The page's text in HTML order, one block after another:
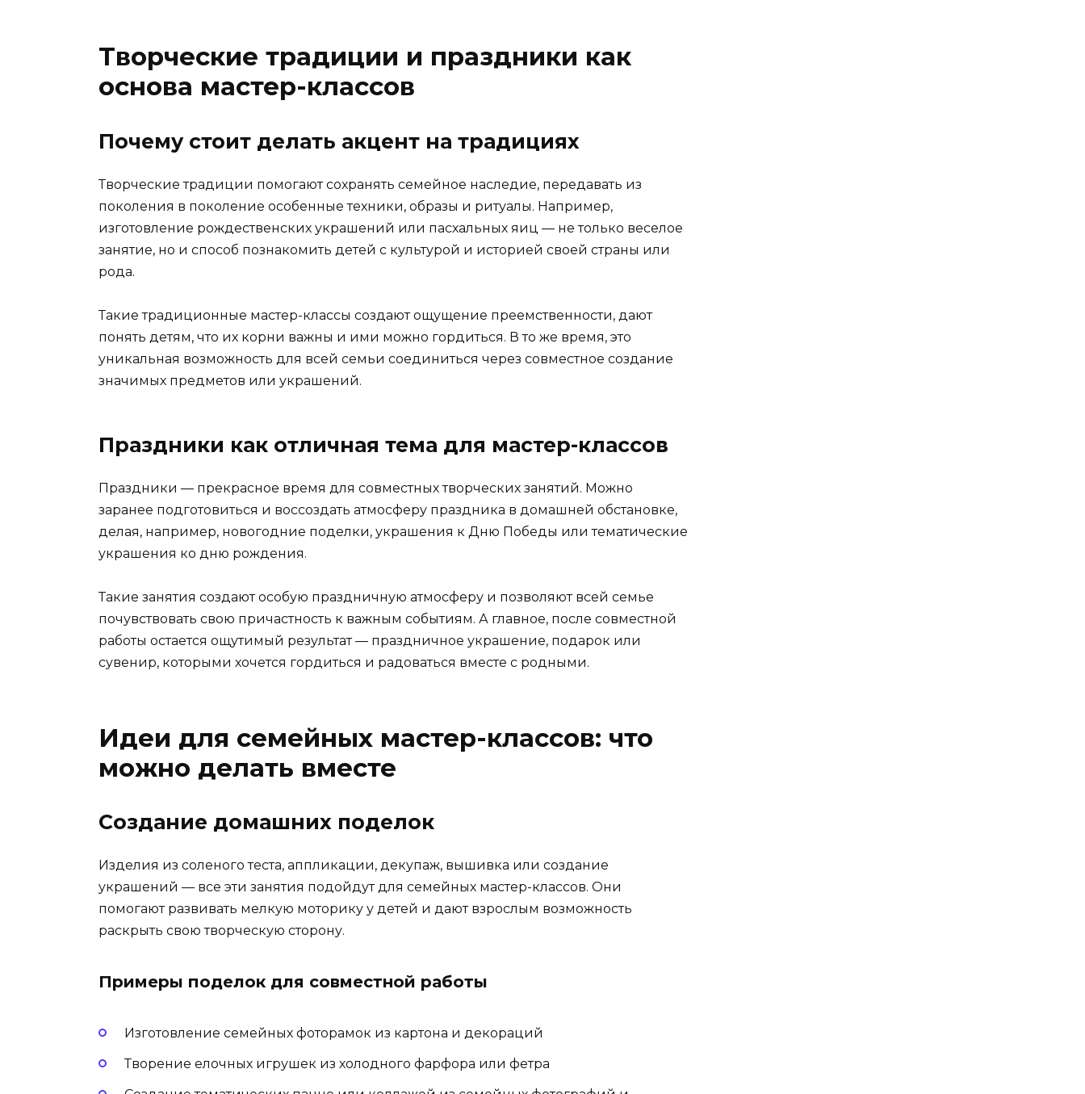
Творческие традиции и праздники как
основа мастер-классов
Почему стоит делать акцент на традициях
Творческие традиции помогают сохранять семейное наследие, передавать из
поколения в поколение особенные техники, образы и ритуалы. Например,
изготовление рождественских украшений или пасхальных яиц — не только веселое
занятие, но и способ познакомить детей с культурой и историей своей страны или
рода.
Такие традиционные мастер-классы создают ощущение преемственности, дают
понять детям, что их корни важны и ими можно гордиться. В то же время, это
уникальная возможность для всей семьи соединиться через совместное создание
значимых предметов или украшений.
Праздники как отличная тема для мастер-классов
Праздники — прекрасное время для совместных творческих занятий. Можно
заранее подготовиться и воссоздать атмосферу праздника в домашней обстановке,
делая, например, новогодние поделки, украшения к Дню Победы или тематические
украшения ко дню рождения.
Такие занятия создают особую праздничную атмосферу и позволяют всей семье
почувствовать свою причастность к важным событиям. А главное, после совместной
работы остается ощутимый результат — праздничное украшение, подарок или
сувенир, которыми хочется гордиться и радоваться вместе с родными.
Идеи для семейных мастер-классов: что
можно делать вместе
Создание домашних поделок
Изделия из соленого теста, аппликации, декупаж, вышивка или создание
украшений — все эти занятия подойдут для семейных мастер-классов. Они
помогают развивать мелкую моторику у детей и дают взрослым возможность
раскрыть свою творческую сторону.
Примеры поделок для совместной работы
Изготовление семейных фоторамок из картона и декораций
Творение елочных игрушек из холодного фарфора или фетра